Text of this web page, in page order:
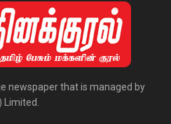
newspaper that is managed by
Limited.